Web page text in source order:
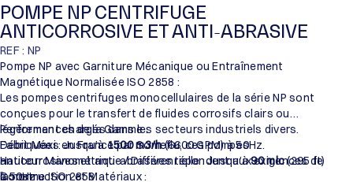
POMPE NP CENTRIFUGE
ANTICORROSIVE ET ANTI-ABRASIVE
REF : NP
Pompe NP avec Garniture Mécanique ou Entraînement
Magnétique Normalisée ISO 2858 :
Les pompes centrifuges monocellulaires de la série NP sont
conçues pour le transfert de fluides corrosifs clairs ou
légèrement chargés dans les secteurs industriels divers.
Fabriquées en France par Someflu, ces pompes
anticorrosives et anti-abrasives répondent aux exigences de
la norme ISO 2858.
Performances de la Gamme :
Débit Maxi : Jusqu’à1500 m3/h(6600 GPM) à 50Hz.
Hauteur Manométrique / Différentielle : Jusqu’à90 mlc(295 ft)
à 50Hz.
Construction et Matériaux :